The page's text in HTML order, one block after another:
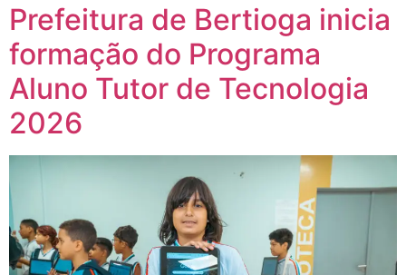
Prefeitura de Bertioga inicia
formação do Programa
Aluno Tutor de Tecnologia
2026